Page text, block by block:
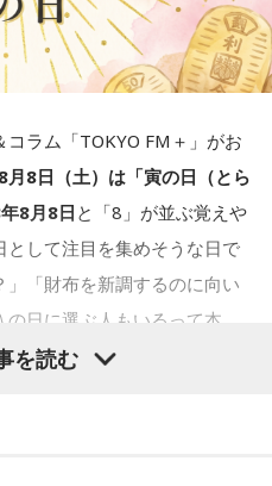
は、わがままではないと考え
。本音を出そうという意識は
すぎは少なめです。ただ、
すぎて、タイミングを逃す
素直に伝えてみるのがコツで
日というイメージを持つ人も
にあたるのが最大の特徴です。
は午前中が吉、午後は控えめ
があります。
くる吉日 です。
ラム「TOKYO FM＋」がお
月8日（土）は「寅の日（とら
8月8日と「8」が並ぶ覚えや
して注目を集めそうな日で
」「財布を新調するのに向い
日に選ぶ人もいるって本
多いのではないでしょう
を読む